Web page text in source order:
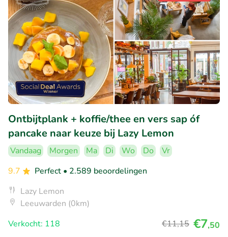
Ontbijtplank + koffie/thee en vers sap óf
pancake naar keuze bij Lazy Lemon
Vandaag Morgen Ma Di Wo Do
Vr
9.7
Perfect • 2.589 beoordelingen
Lazy Lemon
Leeuwarden (0km)
Verkocht: 118
€11,15 €7,50